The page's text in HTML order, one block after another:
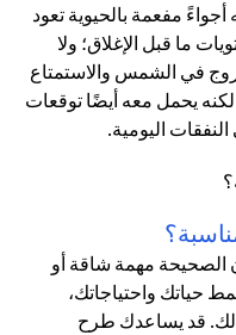
مفعمة بالحيوية تعود
ما قبل الإغلاق؛ ولا
في الشمس والاستمتاع
لكنه يحمل معه أيضًا توقعات
اليومية.
الصحيحة مهمة شاقة أو
حياتك واحتياجاتك،
لك. قد يساعدك طرح